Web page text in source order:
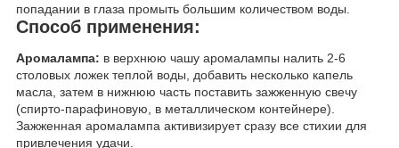
попадании в глаза промыть большим количеством воды.
Способ применения:
Аромалампа: в верхнюю чашу аромалампы налить 2-6
столовых ложек теплой воды, добавить несколько капель
масла, затем в нижнюю часть поставить зажженную свечу
(спирто-парафиновую, в металлическом контейнере).
Зажженная аромалампа активизирует сразу все стихии для
привлечения удачи.